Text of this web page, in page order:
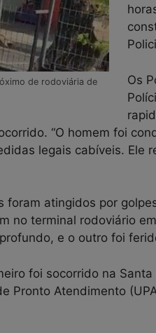
de rodoviária de
Os
“O homem foi
legais cabíveis. Ele
foram atingidos por
no terminal rodoviário
e o outro foi
foi socorrido na
Pronto Atendimento